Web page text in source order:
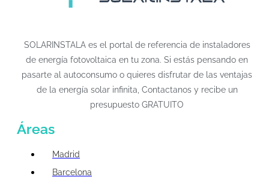
SOLARINSTALA es el portal de referencia de instaladores
de energía fotovoltaica en tu zona. Si estás pensando en
pasarte al autoconsumo o quieres disfrutar de las ventajas
de la energía solar infinita, Contactanos y recibe un
presupuesto GRATUITO
Áreas
Madrid
Barcelona